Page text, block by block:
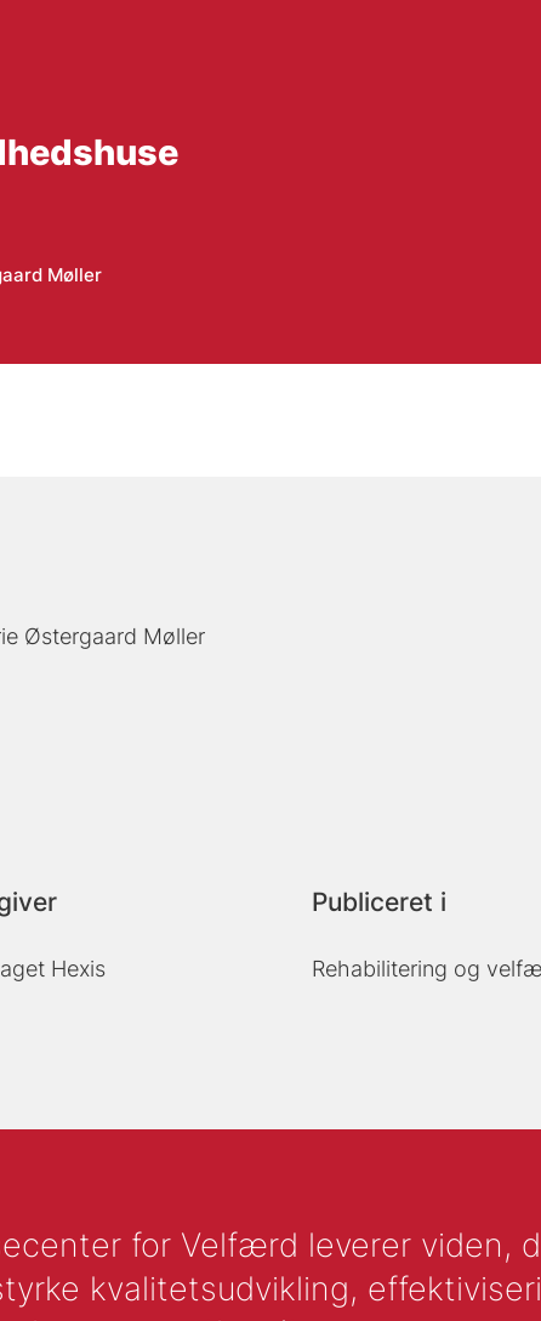
Møller
Østergaard Møller
Hexis
Publiceret i
Rehabilitering og
for Velfærd leverer viden,
kvalitetsudvikling,